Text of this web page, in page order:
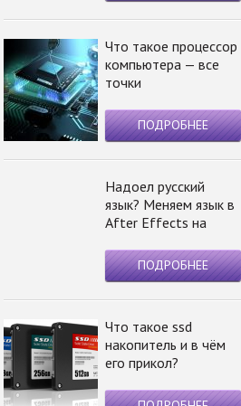
Что такое процессор
компьютера — все
точки
ПОДРОБНЕЕ
Надоел русский
язык? Меняем язык в
After Effects на
ПОДРОБНЕЕ
Что такое ssd
накопитель и в чём
его прикол?